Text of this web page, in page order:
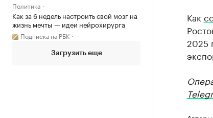
Политика
Как за 6 недель настроить свой мозг на
жизнь мечты — идеи нейрохирурга
Подписка на РБК
Загрузить еще
Как
2025